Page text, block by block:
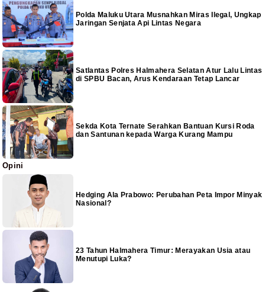
Polda Maluku Utara Musnahkan Miras Ilegal, Ungkap
Jaringan Senjata Api Lintas Negara
Satlantas Polres Halmahera Selatan Atur Lalu Lintas
di SPBU Bacan, Arus Kendaraan Tetap Lancar
Sekda Kota Ternate Serahkan Bantuan Kursi Roda
dan Santunan kepada Warga Kurang Mampu
Opini
Hedging Ala Prabowo: Perubahan Peta Impor Minyak
Nasional?
23 Tahun Halmahera Timur: Merayakan Usia atau
Menutupi Luka?